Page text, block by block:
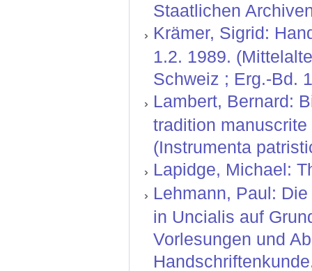
Staatlichen
Krämer, Sigrid:
1.2. 1989.
Schweiz ; Erg.-Bd.
Lambert, Bernard:
tradition
(Instrumenta
Lapidge, Michael:
Lehmann, Paul:
in Uncialis auf
Vorlesungen und